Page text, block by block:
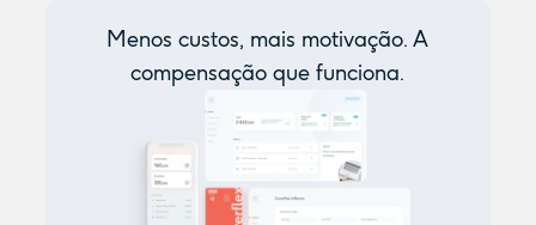
Menos custos, mais motivação. A
compensação que funciona.